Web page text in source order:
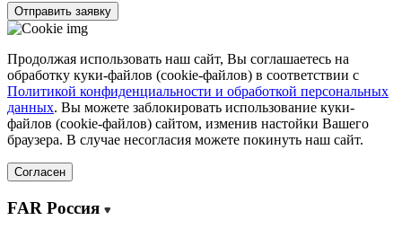
Отправить заявку
Продолжая использовать наш сайт, Вы соглашаетесь на
обработку куки-файлов (cookie-файлов) в соответствии с
Политикой конфиденциальности и обработкой персональных
данных. Вы можете заблокировать использование куки-
файлов (cookie-файлов) сайтом, изменив настойки Вашего
браузера. В случае несогласия можете покинуть наш сайт.
Согласен
FAR Россия